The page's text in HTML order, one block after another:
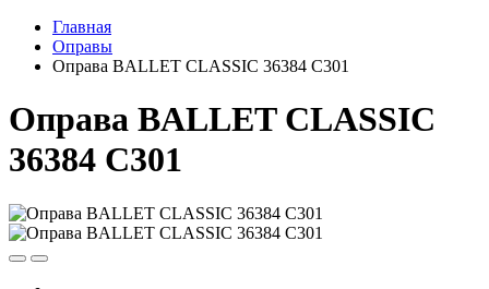
Главная
Оправы
Оправа BALLET CLASSIC 36384 C301
Оправа BALLET CLASSIC
36384 C301